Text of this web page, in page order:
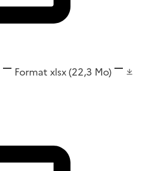
Format xlsx(22,3 Mo)